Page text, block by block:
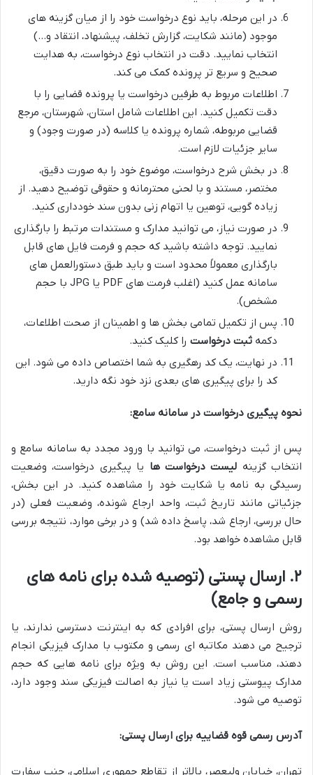
در این مرحله، باید نوع درخواست خود را از میان گزینه های
موجود (مانند شکایت، گزارش تخلف، پیشنهاد، انتقاد و…)
انتخاب نمایید. دقت در انتخاب نوع درخواست، به هدایت
صحیح و سریع تر پرونده کمک می کند.
اطلاعات مربوط به طرفین درخواست یا پرونده قضایی را با
دقت تکمیل کنید. این اطلاعات شامل استان، شهرستان، مرجع
قضایی مربوطه، شماره پرونده یا کلاسه (در صورت وجود) و
سایر جزئیات لازم است.
در بخش شرح درخواست، موضوع خود را به صورت دقیق،
مختصر، مستند و با لحنی محترمانه و حقوقی توضیح دهید. از
زیاده گویی، توهین یا اتهام زنی بدون سند خودداری کنید.
در صورت نیاز، می توانید مدارک و مستندات مرتبط را بارگذاری
نمایید. توجه داشته باشید که حجم و فرمت فایل های قابل
بارگذاری معمولاً محدود است و باید طبق دستورالعمل های
سامانه عمل کنید (اغلب فرمت های PDF یا JPG با حجم
مشخص).
پس از تکمیل تمامی بخش ها و اطمینان از صحت اطلاعات،
دکمه ثبت درخواست را کلیک کنید.
در نهایت، یک کد رهگیری به شما اختصاص داده می شود. این
کد را برای پیگیری های بعدی نزد خود نگه دارید.
نحوه پیگیری درخواست در سامانه سامع:
پس از ثبت درخواست، می توانید با ورود مجدد به سامانه سامع و
انتخاب گزینه لیست درخواست ها یا پیگیری درخواست، وضعیت
رسیدگی به نامه یا شکایت خود را مشاهده کنید. در این بخش،
جزئیاتی مانند تاریخ ثبت، واحد ارجاع شونده، وضعیت فعلی (در
حال بررسی، ارجاع شد، پاسخ داده شد) و در برخی موارد، نتیجه بررسی
قابل مشاهده خواهد بود.
۲. ارسال پستی (توصیه شده برای نامه های
رسمی و جامع)
روش ارسال پستی، برای افرادی که به اینترنت دسترسی ندارند، یا
ترجیح می دهند مکاتبه ای رسمی و مکتوب با مدارک فیزیکی انجام
دهند، مناسب است. این روش به ویژه برای نامه هایی که حجم
مدارک پیوستی زیاد است یا نیاز به اصالت فیزیکی سند وجود دارد،
توصیه می شود.
آدرس رسمی قوه قضاییه برای ارسال پستی:
تهران، خیابان ولیعصر، بالاتر از تقاطع جمهوری اسلامی، جنب سفارت